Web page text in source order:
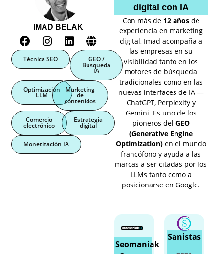
IMAD BELAK
Técnica SEO GEO /
Búsqueda
IA
Optimización
LLM
Marketing
de
contenidos
Comercio
electrónico
Estrategia
digital
Monetización IA
digital con IA
Con más de 12 añosde
experiencia en marketing
digital, Imad acompaña a
las empresas en su
visibilidad tanto en los
motores de búsqueda
tradicionales como en las
nuevas interfaces de IA —
ChatGPT, Perplexity y
Gemini. Es uno de los
pioneros del GEO
(Generative Engine
Optimization)en el mundo
francófono y ayuda a las
marcas a ser citadas por los
LLMs tanto como a
posicionarse en Google.
Seomaniak
Sanistas